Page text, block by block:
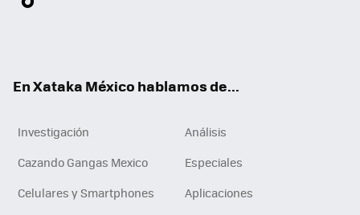
En Xataka México hablamos de...
Investigación
Análisis
Cazando Gangas Mexico
Especiales
Celulares y Smartphones
Aplicaciones